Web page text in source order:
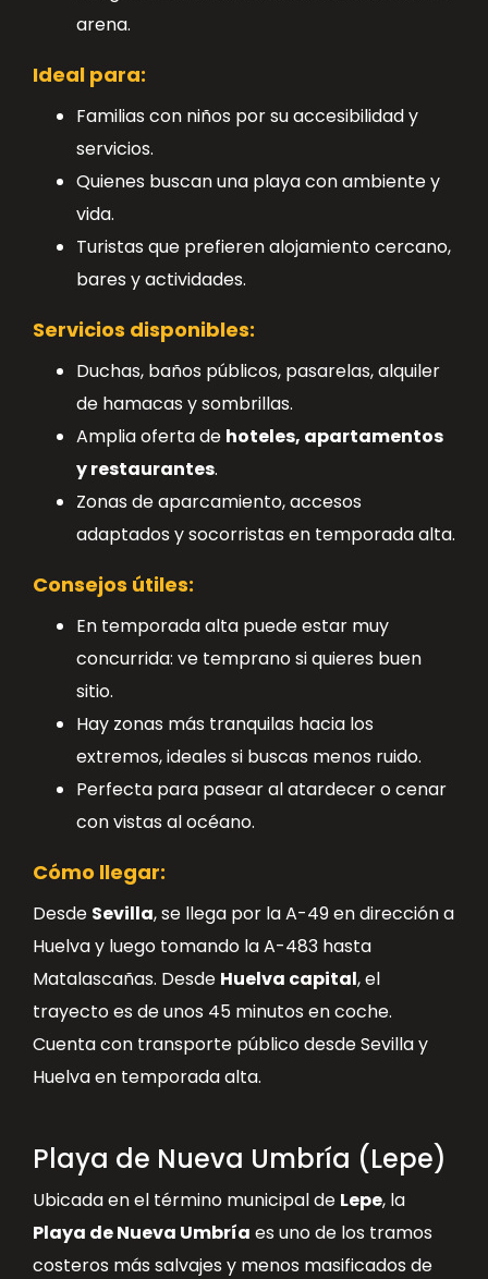
arena.
Ideal para:
Familias con niños por su accesibilidad y
servicios.
Quienes buscan una playa con ambiente y
vida.
Turistas que prefieren alojamiento cercano,
bares y actividades.
Servicios disponibles:
Duchas, baños públicos, pasarelas, alquiler
de hamacas y sombrillas.
Amplia oferta de hoteles, apartamentos
y restaurantes.
Zonas de aparcamiento, accesos
adaptados y socorristas en temporada alta.
Consejos útiles:
En temporada alta puede estar muy
concurrida: ve temprano si quieres buen
sitio.
Hay zonas más tranquilas hacia los
extremos, ideales si buscas menos ruido.
Perfecta para pasear al atardecer o cenar
con vistas al océano.
Cómo llegar:
Desde Sevilla, se llega por la A-49 en dirección a
Huelva y luego tomando la A-483 hasta
Matalascañas. Desde Huelva capital, el
trayecto es de unos 45 minutos en coche.
Cuenta con transporte público desde Sevilla y
Huelva en temporada alta.
Playa de Nueva Umbría (Lepe)
Ubicada en el término municipal de Lepe, la
Playa de Nueva Umbría es uno de los tramos
costeros más salvajes y menos masificados de